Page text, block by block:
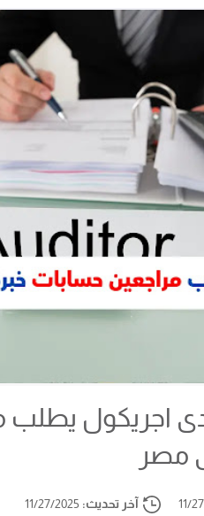
اجريكول يطلب
مصر
11/ آخر تحديث: 11/27/2025